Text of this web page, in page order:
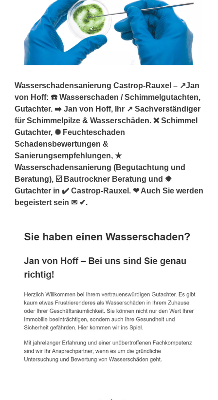
Wasserschadensanierung Castrop-Rauxel – ↗️Jan
von Hoff: ☎️ Wasserschaden / Schimmelgutachten,
Gutachter. ➡️ Jan von Hoff, Ihr ↗️ Sachverständiger
für Schimmelpilze & Wasserschäden. ❌ Schimmel
Gutachter, ✺ Feuchteschaden
Schadensbewertungen &
Sanierungsempfehlungen, ★
Wasserschadensanierung (Begutachtung und
Beratung), ☑️ Bautrockner Beratung und ✹
Gutachter in ✔️ Castrop-Rauxel. ❤ Auch Sie werden
begeistert sein ✉ ✔.